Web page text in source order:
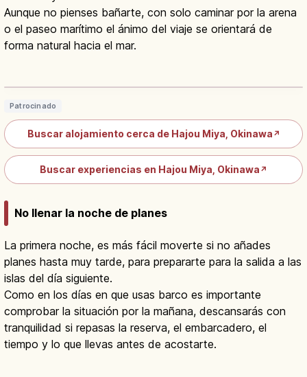
Aunque no pienses bañarte, con solo caminar por la arena
o el paseo marítimo el ánimo del viaje se orientará de
forma natural hacia el mar.
Patrocinado
Buscar alojamiento cerca de Hajou Miya, Okinawa ↗
Buscar experiencias en Hajou Miya, Okinawa ↗
No llenar la noche de planes
La primera noche, es más fácil moverte si no añades
planes hasta muy tarde, para prepararte para la salida a las
islas del día siguiente.
Como en los días en que usas barco es importante
comprobar la situación por la mañana, descansarás con
tranquilidad si repasas la reserva, el embarcadero, el
tiempo y lo que llevas antes de acostarte.